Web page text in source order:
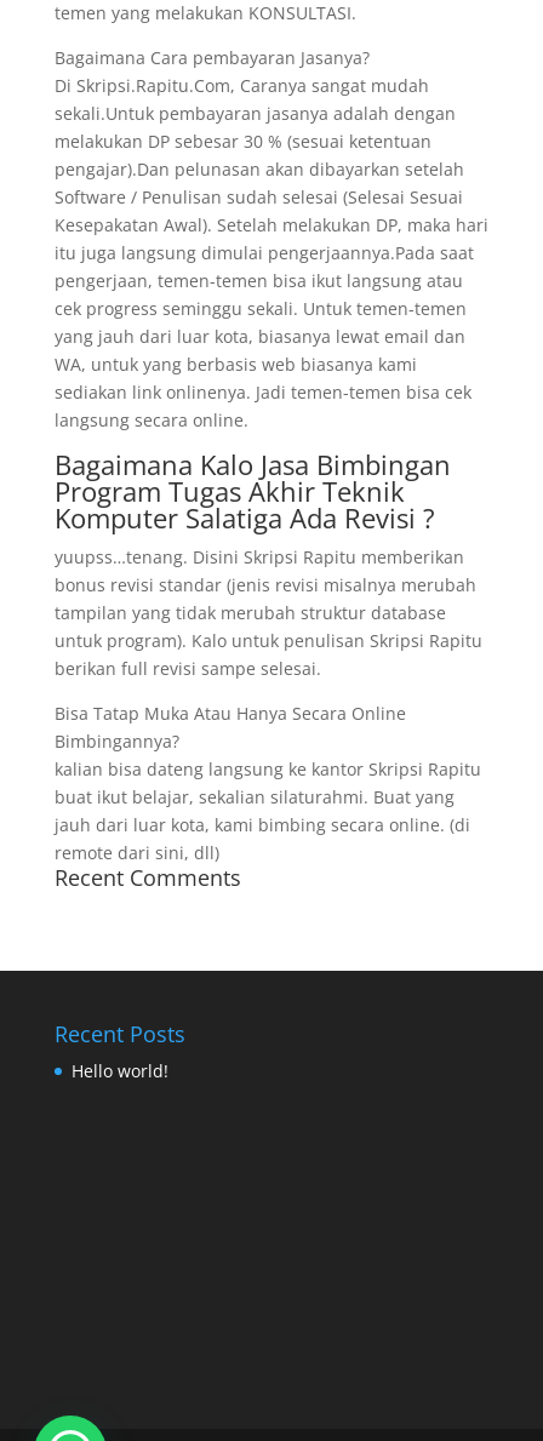
temen yang melakukan KONSULTASI.
Bagaimana Cara pembayaran Jasanya?
Di Skripsi.Rapitu.Com, Caranya sangat mudah
sekali.Untuk pembayaran jasanya adalah dengan
melakukan DP sebesar 30 % (sesuai ketentuan
pengajar).Dan pelunasan akan dibayarkan setelah
Software / Penulisan sudah selesai (Selesai Sesuai
Kesepakatan Awal). Setelah melakukan DP, maka hari
itu juga langsung dimulai pengerjaannya.Pada saat
pengerjaan, temen-temen bisa ikut langsung atau
cek progress seminggu sekali. Untuk temen-temen
yang jauh dari luar kota, biasanya lewat email dan
WA, untuk yang berbasis web biasanya kami
sediakan link onlinenya. Jadi temen-temen bisa cek
langsung secara online.
Bagaimana Kalo Jasa Bimbingan
Program Tugas Akhir Teknik
Komputer Salatiga Ada Revisi ?
yuupss…tenang. Disini Skripsi Rapitu memberikan
bonus revisi standar (jenis revisi misalnya merubah
tampilan yang tidak merubah struktur database
untuk program). Kalo untuk penulisan Skripsi Rapitu
berikan full revisi sampe selesai.
Bisa Tatap Muka Atau Hanya Secara Online
Bimbingannya?
kalian bisa dateng langsung ke kantor Skripsi Rapitu
buat ikut belajar, sekalian silaturahmi. Buat yang
jauh dari luar kota, kami bimbing secara online. (di
remote dari sini, dll)
Recent Comments
Recent Posts
Hello world!